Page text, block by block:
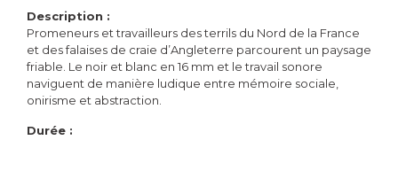
Description :
Promeneurs et travailleurs des terrils du Nord de la France
et des falaises de craie d’Angleterre parcourent un paysage
friable. Le noir et blanc en 16 mm et le travail sonore
naviguent de manière ludique entre mémoire sociale,
onirisme et abstraction.
Durée :